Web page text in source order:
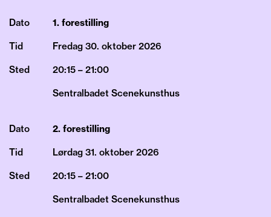
Dato
Tid
Sted
1. forestilling
Fredag 30. oktober 2026
20:15 – 21:00
Sentralbadet Scenekunsthus
Dato
Tid
Sted
2. forestilling
Lørdag 31. oktober 2026
20:15 – 21:00
Sentralbadet Scenekunsthus